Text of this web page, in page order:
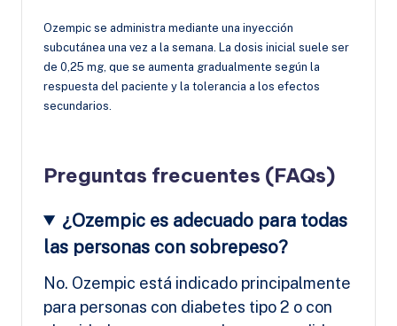
Ozempic se administra mediante una inyección
subcutánea una vez a la semana. La dosis inicial suele ser
de 0,25 mg, que se aumenta gradualmente según la
respuesta del paciente y la tolerancia a los efectos
secundarios.
Preguntas frecuentes (FAQs)
¿Ozempic es adecuado para todas
las personas con sobrepeso?
No. Ozempic está indicado principalmente
para personas con diabetes tipo 2 o con